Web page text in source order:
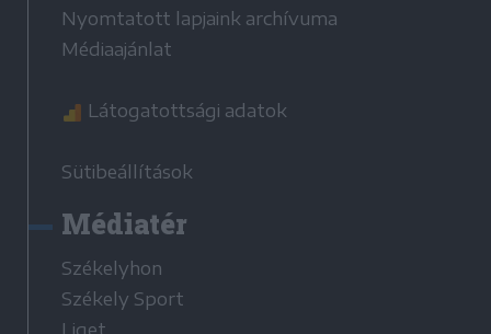
Nyomtatott lapjaink archívuma
Médiaajánlat
Látogatottsági adatok
Sütibeállítások
Médiatér
Székelyhon
Székely Sport
Liget